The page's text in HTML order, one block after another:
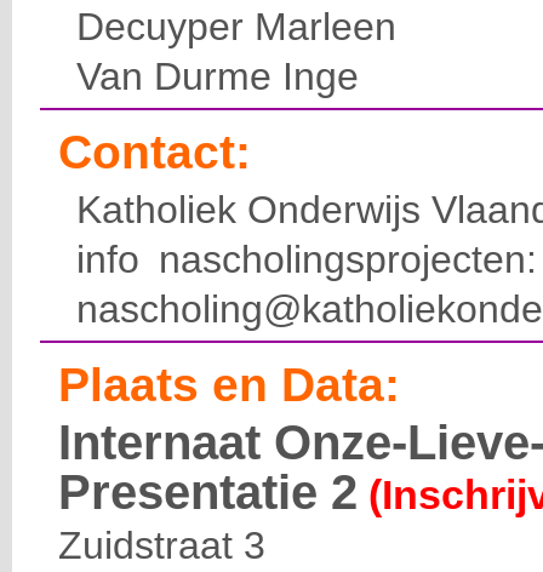
Decuyper Marleen
Van Durme Inge
Contact:
Katholiek Onderwijs
info
Plaats en Data:
Internaat Onze-
Presentatie 2
Zuidstraat 3